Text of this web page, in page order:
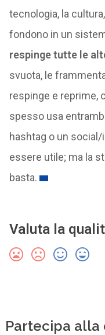
tecnologia, la
fondono in un
respinge tutte le
svuota, le
respinge e reprime,
spesso usa
hashtag o un
essere utile; ma la
basta.
Valuta la
Partecipa alla